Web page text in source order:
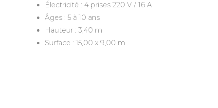
Électricité : 4 prises 220 V / 16 A
Âges : 5 à 10 ans
Hauteur : 3,40 m
Surface : 15,00 x 9,00 m